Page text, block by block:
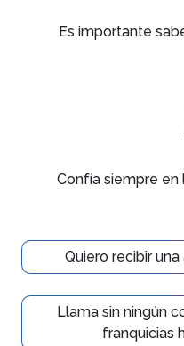
Es importante
Confía siempre en
Quiero recibir
Llama sin ningún
franquicias